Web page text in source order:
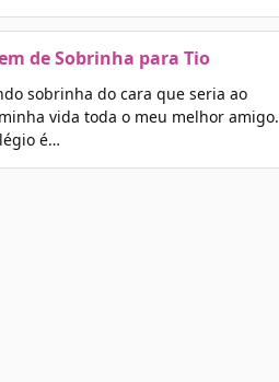
de Sobrinha para Tio
sobrinha do cara que seria ao
vida toda o meu melhor amigo.
é…